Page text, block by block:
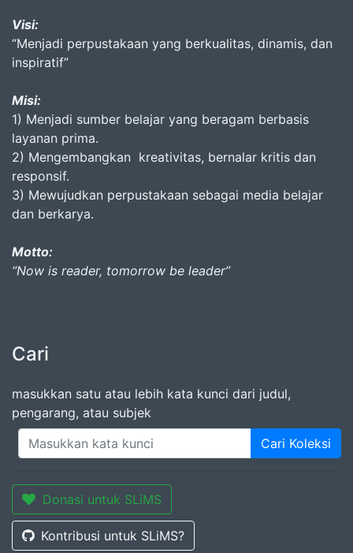
Visi:
“Menjadi perpustakaan yang berkualitas, dinamis, dan
inspiratif”
Misi:
1) Menjadi sumber belajar yang beragam berbasis
layanan prima.
2) Mengembangkan kreativitas, bernalar kritis dan
responsif.
3) Mewujudkan perpustakaan sebagai media belajar
dan berkarya.
Motto:
“Now is reader, tomorrow be leader”
Cari
masukkan satu atau lebih kata kunci dari judul,
pengarang, atau subjek
Cari Koleksi
Donasi untuk SLiMS
Kontribusi untuk SLiMS?